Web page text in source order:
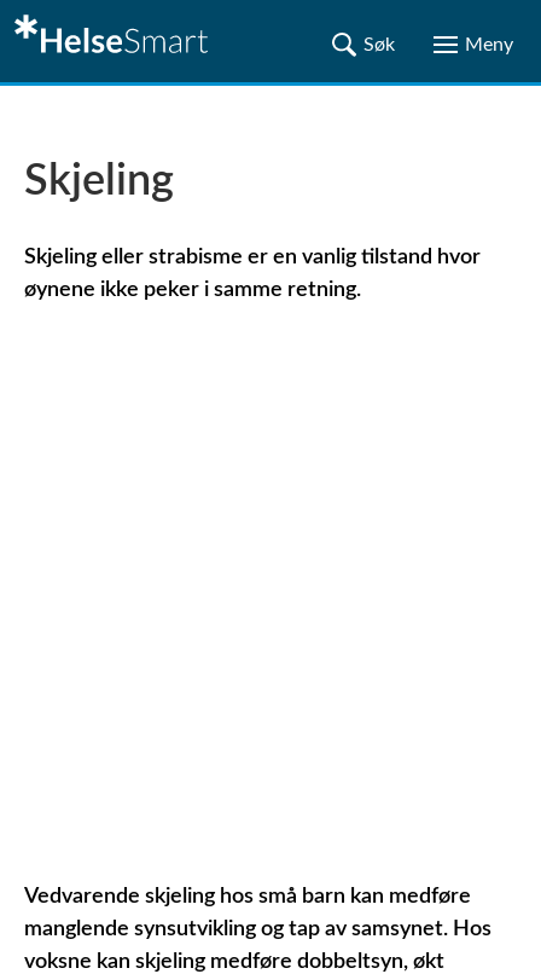
Skjeling
Skjeling eller strabisme er en vanlig tilstand hvor
øynene ikke peker i samme retning.
Vedvarende skjeling hos små barn kan medføre
manglende synsutvikling og tap av samsynet. Hos
voksne kan skjeling medføre dobbeltsyn, økt